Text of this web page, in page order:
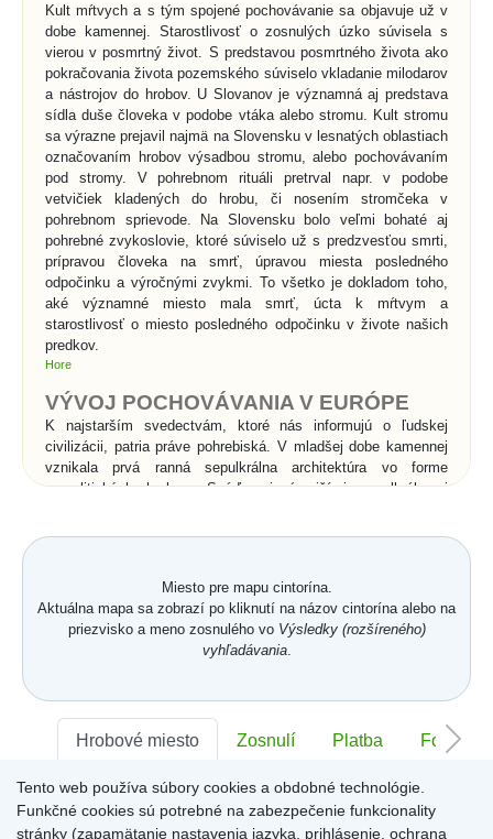
Kult mŕtvych a s tým spojené pochovávanie sa objavuje už v
dobe kamennej. Starostlivosť o zosnulých úzko súvisela s
vierou v posmrtný život. S predstavou posmrtného života ako
pokračovania života pozemského súviselo vkladanie milodarov
a nástrojov do hrobov. U Slovanov je významná aj predstava
sídla duše človeka v podobe vtáka alebo stromu. Kult stromu
sa výrazne prejavil najmä na Slovensku v lesnatých oblastiach
označovaním hrobov výsadbou stromu, alebo pochovávaním
pod stromy. V pohrebnom rituáli pretrval napr. v podobe
vetvičiek kladených do hrobu, či nosením stromčeka v
pohrebnom sprievode. Na Slovensku bolo veľmi bohaté aj
pohrebné zvykoslovie, ktoré súviselo už s predzvesťou smrti,
prípravou človeka na smrť, úpravou miesta posledného
odpočinku a výročnými zvykmi. To všetko je dokladom toho,
aké významné miesto mala smrť, úcta k mŕtvym a
starostlivosť o miesto posledného odpočinku v živote našich
predkov.
Hore
VÝVOJ POCHOVÁVANIA V EURÓPE
K najstarším svedectvám, ktoré nás informujú o ľudskej
civilizácii, patria práve pohrebiská. V mladšej dobe kamennej
vznikala prvá ranná sepulkrálna architektúra vo forme
megalitických hrobov. Snáď najznámejšími sepulkrálnymi
umiestňovali po dve urny s popolom. Rímske katakomby boli
podzemné pohrebiská pre kostrové pochovávanie a súviseli s
prechodom od spaľovania mŕtvych ku kostrovému
pochovávaniu v 2.storočí n. l.. Pod vplyvom kresťanstva
spaľovaním, čo je spojené s vierou v zmŕtvychvstanie
zomrelých. Od povolenia kresťanstva sa pochovávanie
uskutočňuje priamo v chrámoch a kláštoroch, alebo vo
Významné zmeny v
pochovávaní nastali až v
Miesto pre mapu cintorína.
Aktuálna mapa sa zobrazí po kliknutí na názov cintorína alebo na
priezvisko a meno zosnulého vo Výsledky (rozšíreného)
vyhľadávania.
Hrobové miesto Zosnulí Platba Foto
Sektor:- Rad:- Číslo:-
Tento web používa súbory cookies a obdobné technológie.
Funkčné cookies sú potrebné na zabezpečenie funkcionality
stránky (zapamätanie nastavenia jazyka, prihlásenie, ochrana